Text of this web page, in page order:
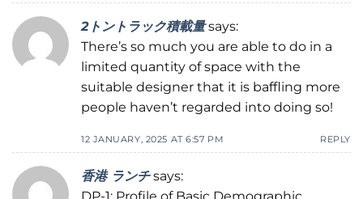
2トントラック積載量 says:
There’s so much you are able to do in a
limited quantity of space with the
suitable designer that it is baffling more
people haven’t regarded into doing so!
12 JANUARY, 2025 AT 6:57 PM REPLY
香港 ランチ says: